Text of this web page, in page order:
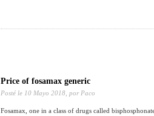
Price of fosamax generic
Posté le 10 Mayo 2018, por Paco
Fosamax, one in a class of drugs called